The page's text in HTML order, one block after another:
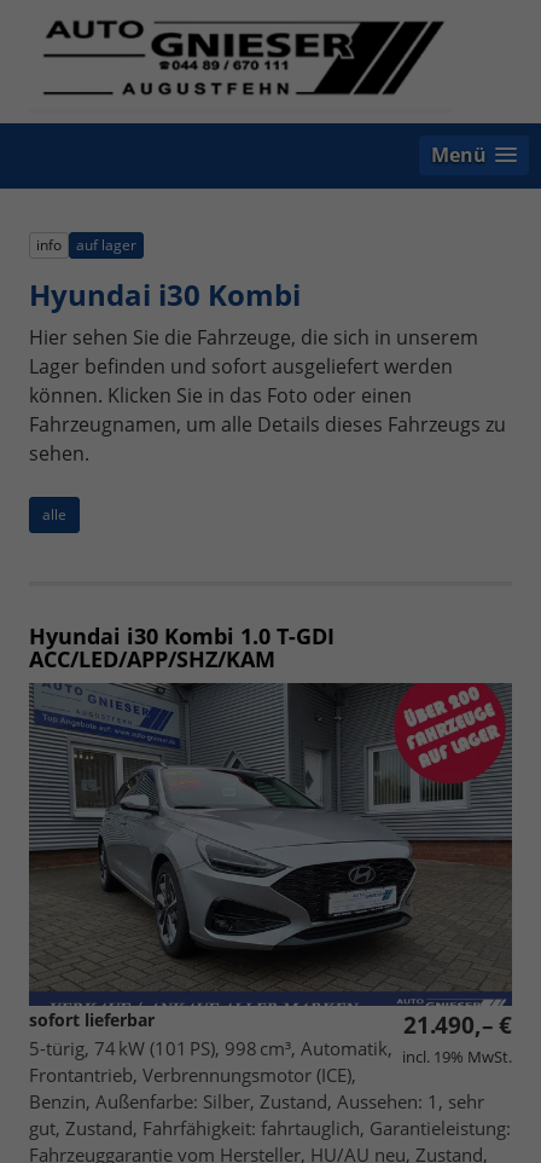
Menü
info auf lager
Hyundai i30 Kombi
Hier sehen Sie die Fahrzeuge, die sich in unserem
Lager befinden und sofort ausgeliefert werden
können. Klicken Sie in das Foto oder einen
Fahrzeugnamen, um alle Details dieses Fahrzeugs zu
sehen.
alle
Hyundai i30 Kombi 1.0 T-GDI
ACC/LED/APP/SHZ/KAM
21.490,– €
incl. 19% MwSt.
sofort lieferbar
5-türig, 74 kW (101 PS), 998 cm³, Automatik,
Frontantrieb, Verbrennungsmotor (ICE),
Benzin, Außenfarbe: Silber, Zustand, Aussehen: 1, sehr
gut, Zustand, Fahrfähigkeit: fahrtauglich, Garantieleistung:
Fahrzeuggarantie vom Hersteller, HU/AU neu, Zustand,